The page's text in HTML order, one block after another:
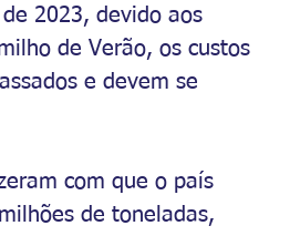
2023, devido aos
de Verão, os custos
e devem se
com que o país
de toneladas,